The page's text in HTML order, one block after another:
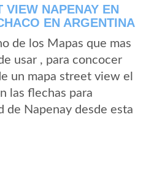
VIEW NAPENAY EN
EN ARGENTINA
de los Mapas que mas
usar , para concocer
un mapa street view el
las flechas para
de Napenay desde esta